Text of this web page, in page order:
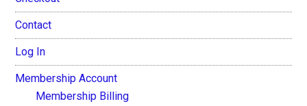
Contact
Log In
Membership Account
Membership Billing